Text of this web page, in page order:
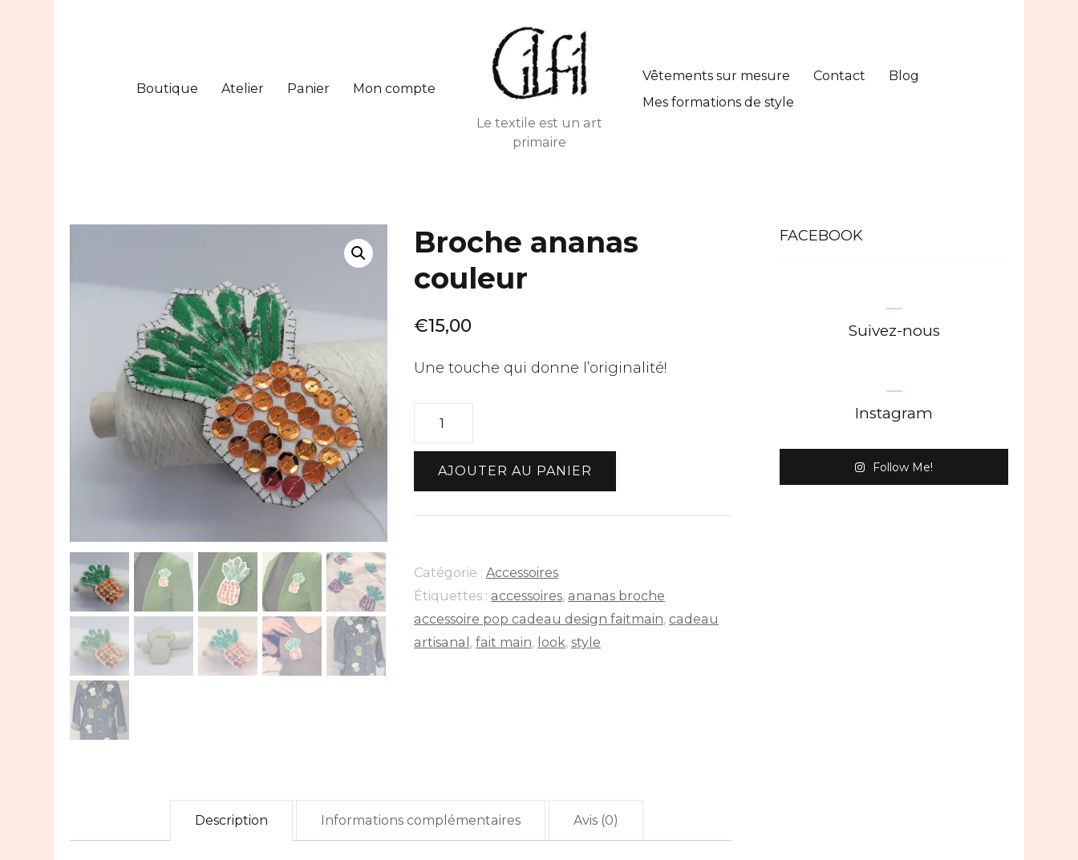
Boutique Atelier Panier Mon compte
Vêtements sur mesure Contact
Blog
Mes formations de style
Le textile est un art
primaire
Broche ananas
couleur
€15,00
Une touche qui donne l’originalité!
quantité
de
Broche
ananas
couleur
AJOUTER AU PANIER
Catégorie : Accessoires
Étiquettes : accessoires, ananas broche
accessoire pop cadeau design faitmain, cadeau
artisanal , fait main, look, style
Description Informations complémentaires Avis (0)
FACEBOOK
Suivez-nous
Instagram
Follow Me!